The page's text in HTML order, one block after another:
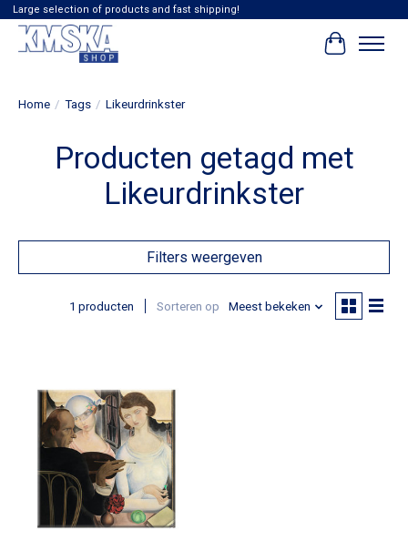
Large selection of products and fast shipping!
Home / Tags / Likeurdrinkster
Producten getagd met
Likeurdrinkster
Filters weergeven
1 producten Sorteren op Meest bekeken